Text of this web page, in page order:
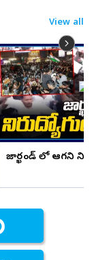
View all
జార్ఖండ్ లో ఆగని